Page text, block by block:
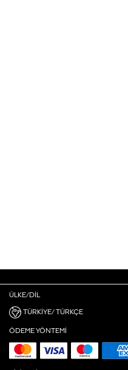
ÜLKE/DIL
TÜRKIYE/ TÜRKÇE
ÖDEME YÖNTEMI